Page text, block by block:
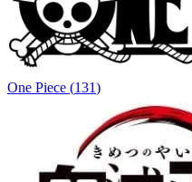
One Piece (131)